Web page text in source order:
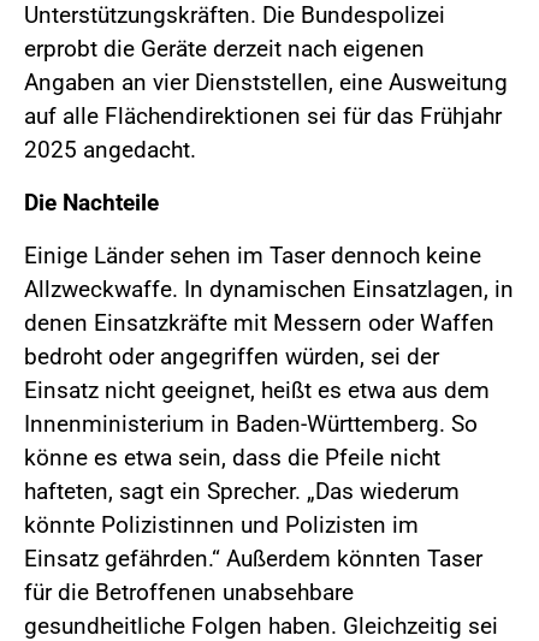
Unterstützungskräften. Die Bundespolizei
erprobt die Geräte derzeit nach eigenen
Angaben an vier Dienststellen, eine Ausweitung
auf alle Flächendirektionen sei für das Frühjahr
2025 angedacht.
Die Nachteile
Einige Länder sehen im Taser dennoch keine
Allzweckwaffe. In dynamischen Einsatzlagen, in
denen Einsatzkräfte mit Messern oder Waffen
bedroht oder angegriffen würden, sei der
Einsatz nicht geeignet, heißt es etwa aus dem
Innenministerium in Baden-Württemberg. So
könne es etwa sein, dass die Pfeile nicht
hafteten, sagt ein Sprecher. „Das wiederum
könnte Polizistinnen und Polizisten im
Einsatz gefährden.“ Außerdem könnten Taser
für die Betroffenen unabsehbare
gesundheitliche Folgen haben. Gleichzeitig sei